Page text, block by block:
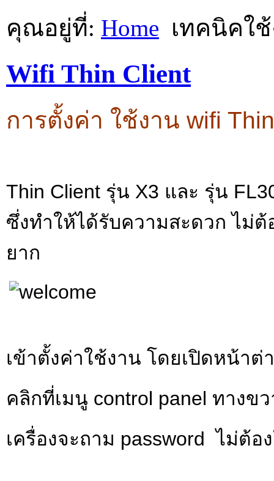
คุณอยู่ที่: Home เทคนิคใ
Wifi Thin Client
การตั้งค่า ใช้งาน wifi
Thin Client รุ่น X3 และ รุ่น
ซึ่งทำให้ได้รับความสะดวก ไม่
ยาก
เข้าตั้งค่าใช้งาน โดยเปิดหน้าต่
คลิกที่เมนู control panel ทางข
เครื่องจะถาม password ไม่ต้อ